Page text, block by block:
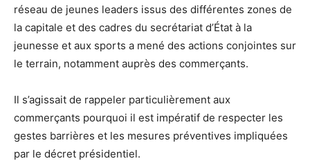
réseau de jeunes leaders issus des différentes zones de
la capitale et des cadres du secrétariat d’État à la
jeunesse et aux sports a mené des actions conjointes sur
le terrain, notamment auprès des commerçants.
Il s’agissait de rappeler particulièrement aux
commerçants pourquoi il est impératif de respecter les
gestes barrières et les mesures préventives impliquées
par le décret présidentiel.